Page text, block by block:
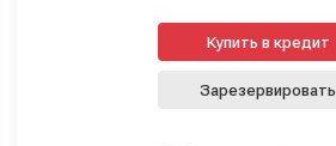
Купить в кредит
Зарезервировать